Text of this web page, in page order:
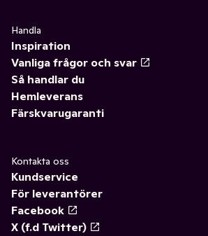
Handla
Inspiration
Vanliga frågor och svar
Så handlar du
Hemleverans
Färskvarugaranti
Kontakta oss
Kundservice
För leverantörer
Facebook
X (f.d Twitter)